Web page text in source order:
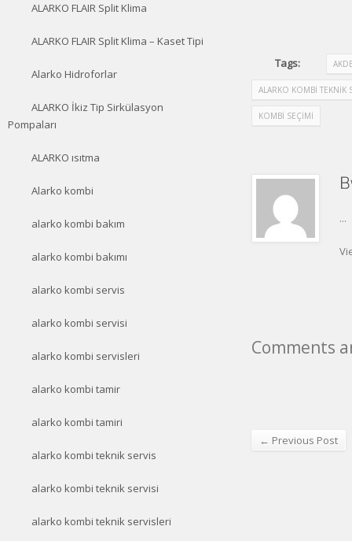
Tags:
ALARKO KOMBI TEKNIK
KOMBI SEÇIMI
...
Comments
← Previous Post
ALARKO FLAIR Split Klima
ALARKO FLAIR Split Klima – Kaset Tipi
Alarko Hidroforlar
ALARKO İkiz Tip Sirkülasyon
Pompaları
ALARKO ısıtma
Alarko kombi
alarko kombi bakım
alarko kombi bakımı
alarko kombi servis
alarko kombi servisi
alarko kombi servisleri
alarko kombi tamir
alarko kombi tamiri
alarko kombi teknik servis
alarko kombi teknik servisi
alarko kombi teknik servisleri